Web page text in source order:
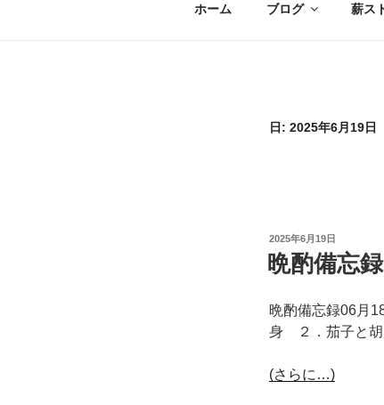
ホーム ブログ 薪ス
日: 2025年6月19日
投
稿
日:
2025年6月19日
晩酌備忘
晩酌備忘録06月
身 ２．茄子と
(さらに…)